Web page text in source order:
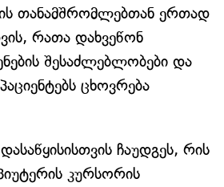
თანამშრომლებთან ერთად
რათა დახვეწონ
შესაძლებლობები და
ცხოვრება
ჩაუდგეს, რის
კურსორის